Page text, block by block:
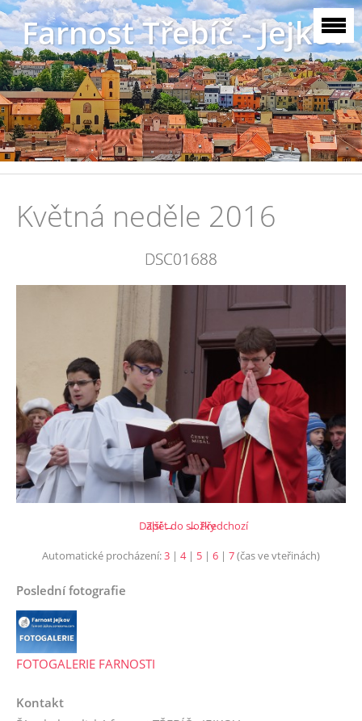
Farnost Třebíč - Jejkov
Květná neděle 2016
DSC01688
← Předchozí
Další →
Zpět do složky
Automatické procházení:3 | 4| 5 | 6 | 7(čas ve vteřinách)
Poslední fotografie
FOTOGALERIE FARNOSTI
Kontakt